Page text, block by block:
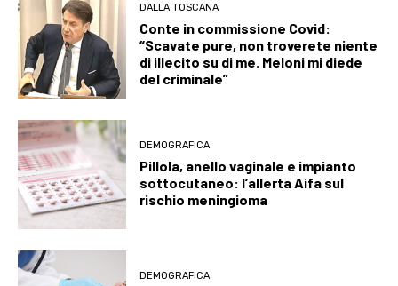
DALLA TOSCANA
Conte in commissione Covid:
“Scavate pure, non troverete niente
di illecito su di me. Meloni mi diede
del criminale”
DEMOGRAFICA
Pillola, anello vaginale e impianto
sottocutaneo: l’allerta Aifa sul
rischio meningioma
DEMOGRAFICA